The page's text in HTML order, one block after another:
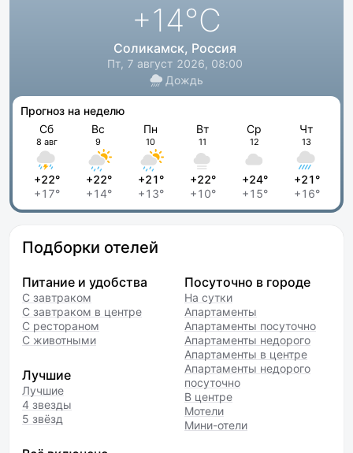
+14°C
Соликамск, Россия
Пт, 7 август 2026, 08:00
Дождь
Прогноз на неделю
Сб
8 авг
+22°
+17°
Вс
9
+22°
+14°
Пн
10
+21°
+13°
Вт
11
+22°
+10°
Ср
12
+24°
+15°
Чт
13
+21°
+16°
Подборки отелей
Питание и удобства
С завтраком
С завтраком в центре
С рестораном
С животными
Лучшие
Лучшие
4 звезды
5 звёзд
Посуточно в городе
На сутки
Апартаменты
Апартаменты посуточно
Апартаменты недорого
Апартаменты в центре
Апартаменты недорого
посуточно
В центре
Мотели
Мини-отели